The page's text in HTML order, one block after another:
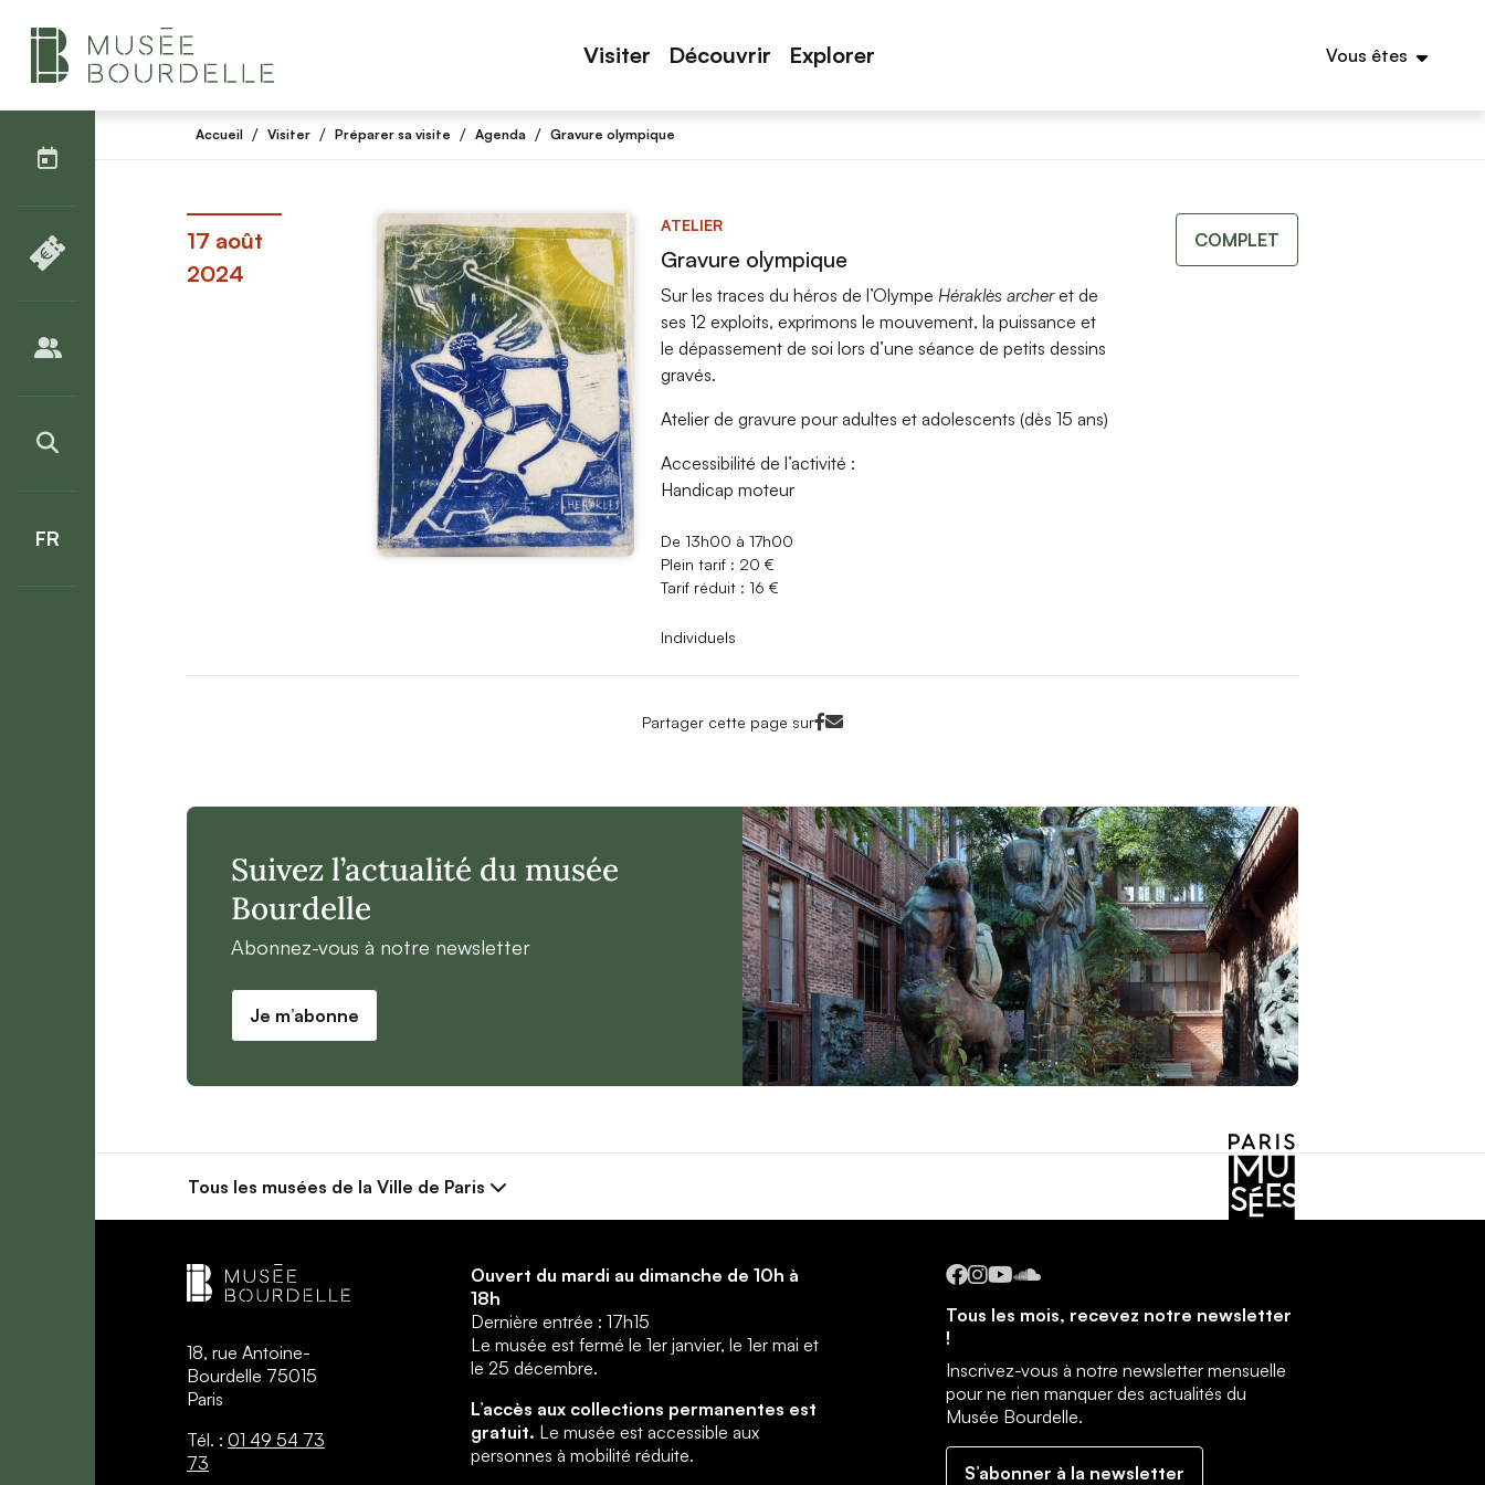
Visiter Découvrir Explorer Vous êtes
PUBLICS
>RECHERCHER
FR
Accueil / Visiter / Préparer sa visite / Agenda / Gravure olympique
17 août
2024
ATELIER
Gravure olympique
Sur les traces du héros de l’OlympeHéraklès archeret de
ses 12 exploits, exprimons le mouvement, la puissance et
le dépassement de soi lors d’une séance de petits dessins
gravés.
Atelier de gravure pour adultes et adolescents (dès 15 ans)
Accessibilité de l’activité :
Handicap moteur
De 13h00 à 17h00
Plein tarif : 20 €
Tarif réduit : 16 €
Individuels
COMPLET
Partager cette page surFacebook<
Mail<
Suivez l’actualité du musée
Bourdelle
Abonnez-vous à notre newsletter
Je m’abonne
Tous les musées de la Ville de Paris
18, rue Antoine-
Bourdelle 75015
Paris
Tél. : 01 49 54 73
73
Ouvert du mardi au dimanche de 10h à
18h
Dernière entrée : 17h15
Le musée est fermé le 1er janvier, le 1er mai et
le 25 décembre.
L’accès aux collections permanentes est
gratuit. Le musée est accessible aux
personnes à mobilité réduite.
Facebook
Instagram
YouTube
SoundCloud
Tous les mois, recevez notre newsletter
!
Inscrivez-vous à notre newsletter mensuelle
pour ne rien manquer des actualités du
Musée Bourdelle.
S’abonner à la newsletter